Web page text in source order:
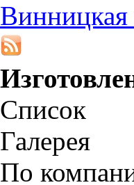
Винницкая
Список
Галерея
По